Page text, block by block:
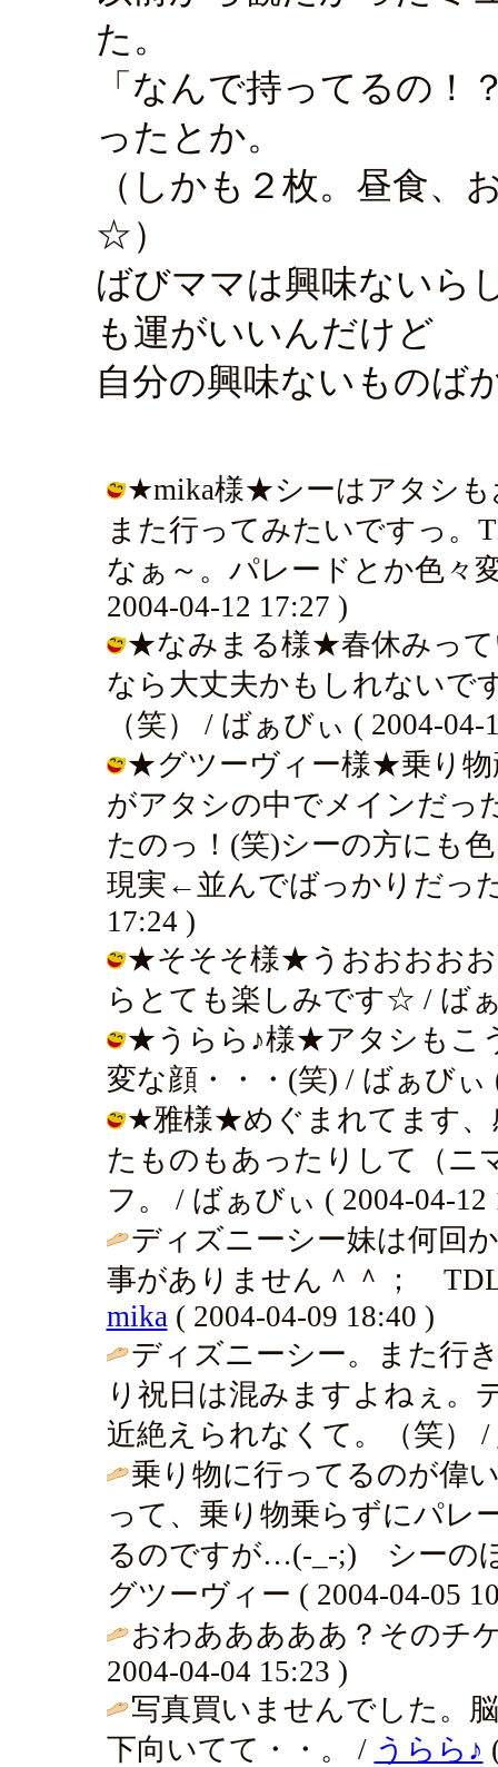
た。
「なんで持ってるの！
ったとか。
（しかも２枚。昼食、
☆）
ばびママは興味ないら
も運がいいんだけど
自分の興味ないものば
★mika様★シーはアタシも
また行ってみたいですっ。
なぁ～。パレードとか色々
2004-04-12 17:27 )
★なみまる様★春休みって
なら大丈夫かもしれないで
（笑） / ばぁびぃ ( 2004-04-
★グツーヴィー様★乗り物
がアタシの中でメインだっ
たのっ！(笑)シーの方にも
現実←並んでばっかりだっ
17:24 )
★そそそ様★うおおおおお
らとても楽しみです☆ / ば
★うらら♪様★アタシもこ
変な顔・・・(笑) / ばぁびぃ
★雅様★めぐまれてます、
たものもあったりして（ニ
フ。 / ばぁびぃ ( 2004-04-12
ディズニーシー妹は何回
事がありません＾＾；
mika ( 2004-04-09 18:40 )
ディズニーシー。また行
り祝日は混みますよねぇ。
近絶えられなくて。（笑） /
乗り物に行ってるのが偉
って、乗り物乗らずにパレ
るのですが…(-_-;) シーの
グツーヴィー ( 2004-04-05
おわあああああ？そのチ
2004-04-04 15:23 )
写真買いませんでした。
下向いてて・・。 / うらら♪